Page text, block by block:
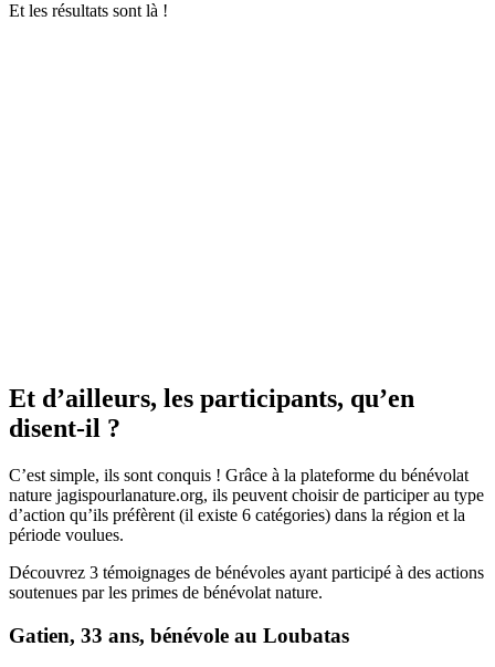
Et les résultats sont là !
Et d’ailleurs, les participants, qu’en
disent-il ?
C’est simple, ils sont conquis ! Grâce à la plateforme du bénévolat
nature jagispourlanature.org, ils peuvent choisir de participer au type
d’action qu’ils préfèrent (il existe 6 catégories) dans la région et la
période voulues.
Découvrez 3 témoignages de bénévoles ayant participé à des actions
soutenues par les primes de bénévolat nature.
Gatien, 33 ans, bénévole au Loubatas